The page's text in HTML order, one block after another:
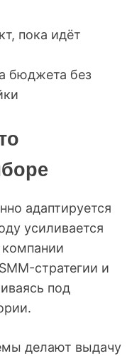
пока идёт
бюджета без
адаптируется
усиливается
стратегии и
под
делают выдачу